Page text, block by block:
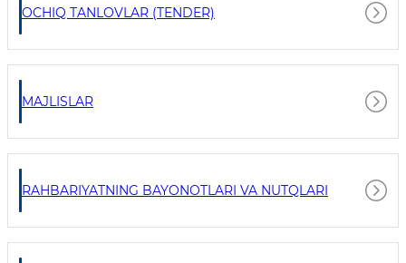
OCHIQ TANLOVLAR (TENDER)
MAJLISLAR
RAHBARIYATNING BAYONOTLARI VA NUTQLARI